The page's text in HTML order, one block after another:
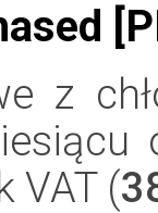
z
VAT (